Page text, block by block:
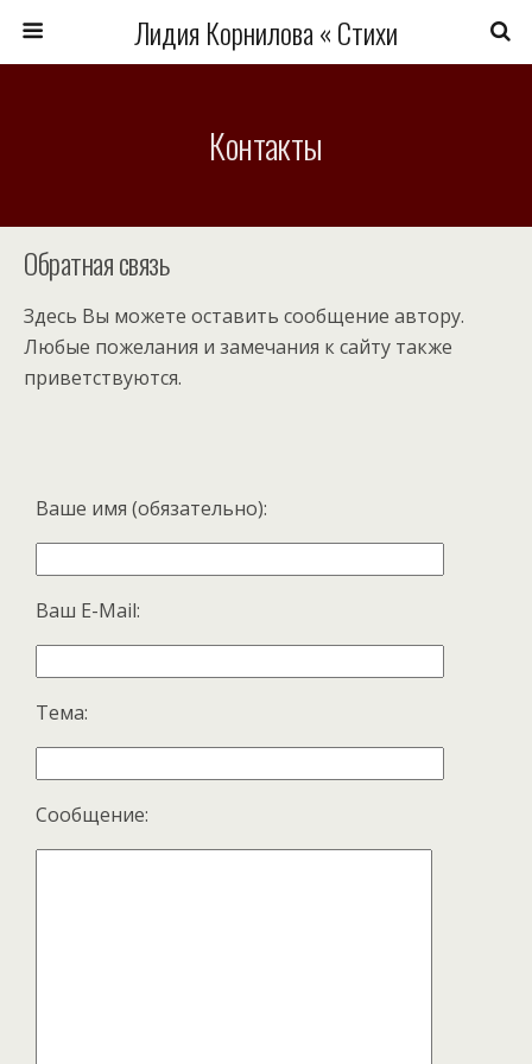
Лидия Корнилова « Стихи
Контакты
Обратная связь
Здесь Вы можете оставить сообщение автору.
Любые пожелания и замечания к сайту также
приветствуются.
Ваше имя (обязательно):
Ваш E-Mail:
Тема:
Сообщение: